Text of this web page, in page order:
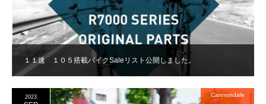
１１速 １０５搭載バイクSaleリスト公開しました。
2023 Cannondale